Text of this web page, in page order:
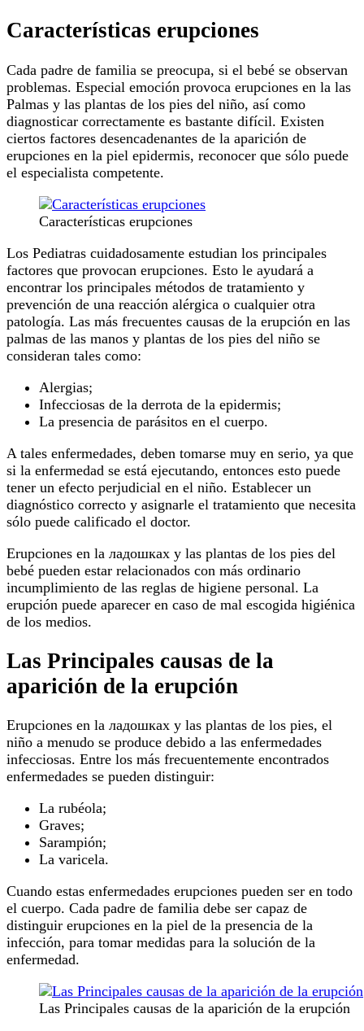
Características erupciones
Cada padre de familia se preocupa, si el bebé se observan
problemas. Especial emoción provoca erupciones en la las
Palmas y las plantas de los pies del niño, así como
diagnosticar correctamente es bastante difícil. Existen
ciertos factores desencadenantes de la aparición de
erupciones en la piel epidermis, reconocer que sólo puede
el especialista competente.
Características erupciones
Los Pediatras cuidadosamente estudian los principales
factores que provocan erupciones. Esto le ayudará a
encontrar los principales métodos de tratamiento y
prevención de una reacción alérgica o cualquier otra
patología. Las más frecuentes causas de la erupción en las
palmas de las manos y plantas de los pies del niño se
consideran tales como:
Alergias;
Infecciosas de la derrota de la epidermis;
La presencia de parásitos en el cuerpo.
A tales enfermedades, deben tomarse muy en serio, ya que
si la enfermedad se está ejecutando, entonces esto puede
tener un efecto perjudicial en el niño. Establecer un
diagnóstico correcto y asignarle el tratamiento que necesita
sólo puede calificado el doctor.
Erupciones en la ладошках y las plantas de los pies del
bebé pueden estar relacionados con más ordinario
incumplimiento de las reglas de higiene personal. La
erupción puede aparecer en caso de mal escogida higiénica
de los medios.
Las Principales causas de la
aparición de la erupción
Erupciones en la ладошках y las plantas de los pies, el
niño a menudo se produce debido a las enfermedades
infecciosas. Entre los más frecuentemente encontrados
enfermedades se pueden distinguir:
La rubéola;
Graves;
Sarampión;
La varicela.
Cuando estas enfermedades erupciones pueden ser en todo
el cuerpo. Cada padre de familia debe ser capaz de
distinguir erupciones en la piel de la presencia de la
infección, para tomar medidas para la solución de la
enfermedad.
Las Principales causas de la aparición de la erupción